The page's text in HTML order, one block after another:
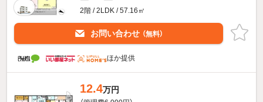
2階 / 2LDK / 57.16㎡
お問い合わせ （無料）
ほか提供
12.4万円